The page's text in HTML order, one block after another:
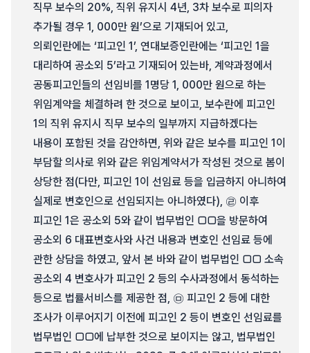
직무 보수의 20%, 직위 유지시 4년, 3차 보수로 피의자
추가될 경우 1, 000만 원’으로 기재되어 있고,
의뢰인란에는 ‘피고인 1’, 연대보증인란에는 ‘피고인 1을
대리하여 공소외 5’라고 기재되어 있는바, 계약과정에서
공동피고인들의 선임비를 1명당 1, 000만 원으로 하는
위임계약을 체결하려 한 것으로 보이고, 보수란에 피고인
1의 직위 유지시 직무 보수의 일부까지 지급하겠다는
내용이 포함된 것을 감안하면, 위와 같은 보수를 피고인 1이
부담할 의사로 위와 같은 위임계약서가 작성된 것으로 봄이
상당한 점(다만, 피고인 1이 선임료 등을 입금하지 아니하여
실제로 변호인으로 선임되지는 아니하였다), ㉣ 이후
피고인 1은 공소외 5와 같이 법무법인 □□을 방문하여
공소외 6 대표변호사와 사건 내용과 변호인 선임료 등에
관한 상담을 하였고, 앞서 본 바와 같이 법무법인 □□ 소속
공소외 4 변호사가 피고인 2 등의 수사과정에서 동석하는
등으로 법률서비스를 제공한 점, ㉤ 피고인 2 등에 대한
조사가 이루어지기 이전에 피고인 2 등이 변호인 선임료를
법무법인 □□에 납부한 것으로 보이지는 않고, 법무법인